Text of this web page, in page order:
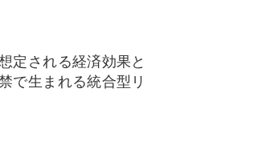
定される経済効果と
で生まれる統合型リ